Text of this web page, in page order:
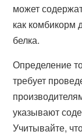
может
как комбикорм
белка.
Определение
требует
указывают
Учитывайте,